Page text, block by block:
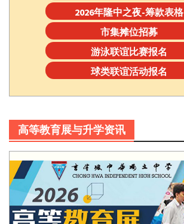
2026年隆中之夜-筹款表格
市集摊位招募
游泳联谊比赛报名
球类联谊活动报名
高等教育展与升学资讯